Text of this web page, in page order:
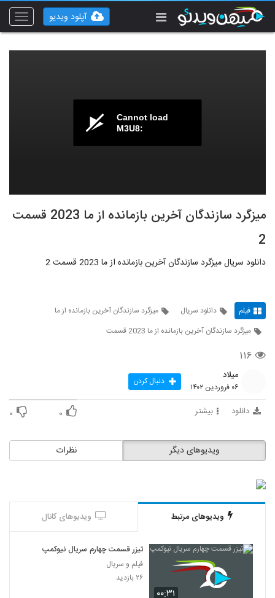
Toggle
آپلود ویدیو
Cannot load
M3U8:
میزگرد سازندگان آخرین بازمانده از ما 2023 قسمت
2
دانلود سریال میزگرد سازندگان آخرین بازمانده از ما 2023 قسمت 2
فیلم دانلود سریال
میزگرد سازندگان آخرین بازمانده از ما
میزگرد سازندگان آخرین بازمانده از ما 2023 قسمت
۱۱۶
میلاد
۰۶ فروردین ۱۴۰۲ دنبال کردن
دانلود بیشتر ۰ ۰
نظرات ویدیوهای دیگر
ویدیوهای مرتبط ویدیوهای کانال
۰۰:۳۱
تیزر قسمت چهارم سریال نیوکمپ
فیلم و سریال
۲۶ بازدید